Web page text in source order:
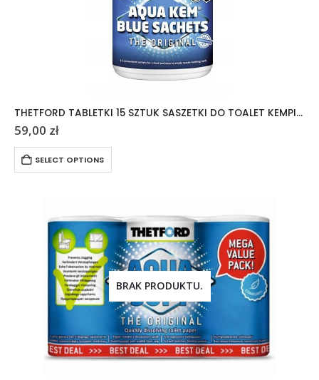
THETFORD TABLETKI 15 SZTUK SASZETKI DO TOALET KEMPINGOWYCH AQUA KEM
59,00 zł
SELECT OPTIONS
BRAK PRODUKTU.